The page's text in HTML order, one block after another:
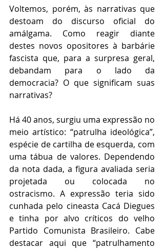
Voltemos, porém, às narrativas que
destoam do discurso oficial do
amálgama. Como reagir diante
destes novos opositores à barbárie
fascista que, para a surpresa geral,
debandam para o lado da
democracia? O que significam suas
narrativas?
Há 40 anos, surgiu uma expressão no
meio artístico: “patrulha ideológica”,
espécie de cartilha de esquerda, com
uma tábua de valores. Dependendo
da nota dada, a figura avaliada seria
projetada ou colocada no
ostracismo. A expressão teria sido
cunhada pelo cineasta Cacá Diegues
e tinha por alvo críticos do velho
Partido Comunista Brasileiro. Cabe
destacar aqui que “patrulhamento